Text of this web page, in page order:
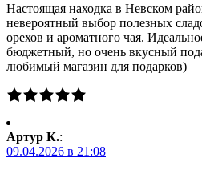
Настоящая находка в Невском
невероятный выбор полезных
орехов и ароматного чая.
бюджетный, но очень вкусный
любимый магазин для подарков)
Артур К.:
09.04.2026 в 21:08